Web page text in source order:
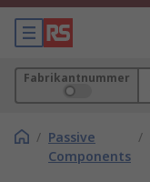
Fabrikantnummer
/ Passive
Components
/